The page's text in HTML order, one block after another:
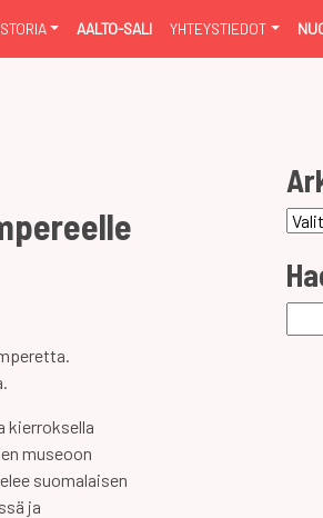
AALTO-SALI YHTEYSTIEDOT
kierroksella
museoon
suomalaisen
ja